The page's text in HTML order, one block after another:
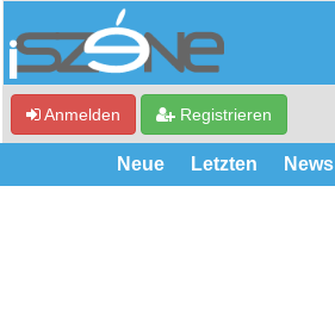
Anmelden Registrieren
Neue Letzten News